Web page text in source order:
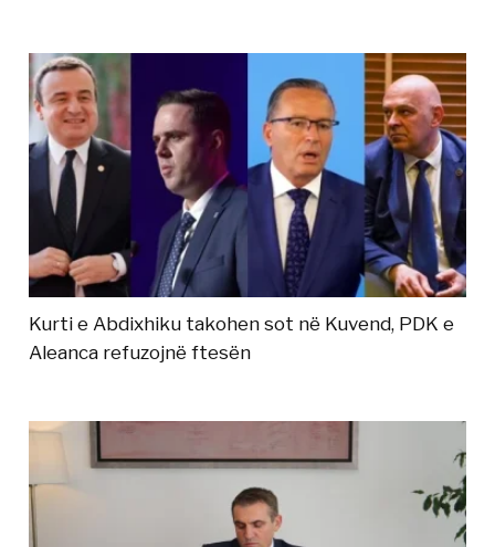
Kurti e Abdixhiku takohen sot në Kuvend, PDK e
Aleanca refuzojnë ftesën